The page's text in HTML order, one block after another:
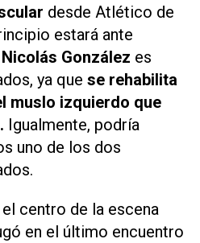
desde Atlético de
estará ante
Nicolás González es
ya que se rehabilita
muslo izquierdo que
Igualmente, podría
uno de los dos
centro de la escena
en el último encuentro